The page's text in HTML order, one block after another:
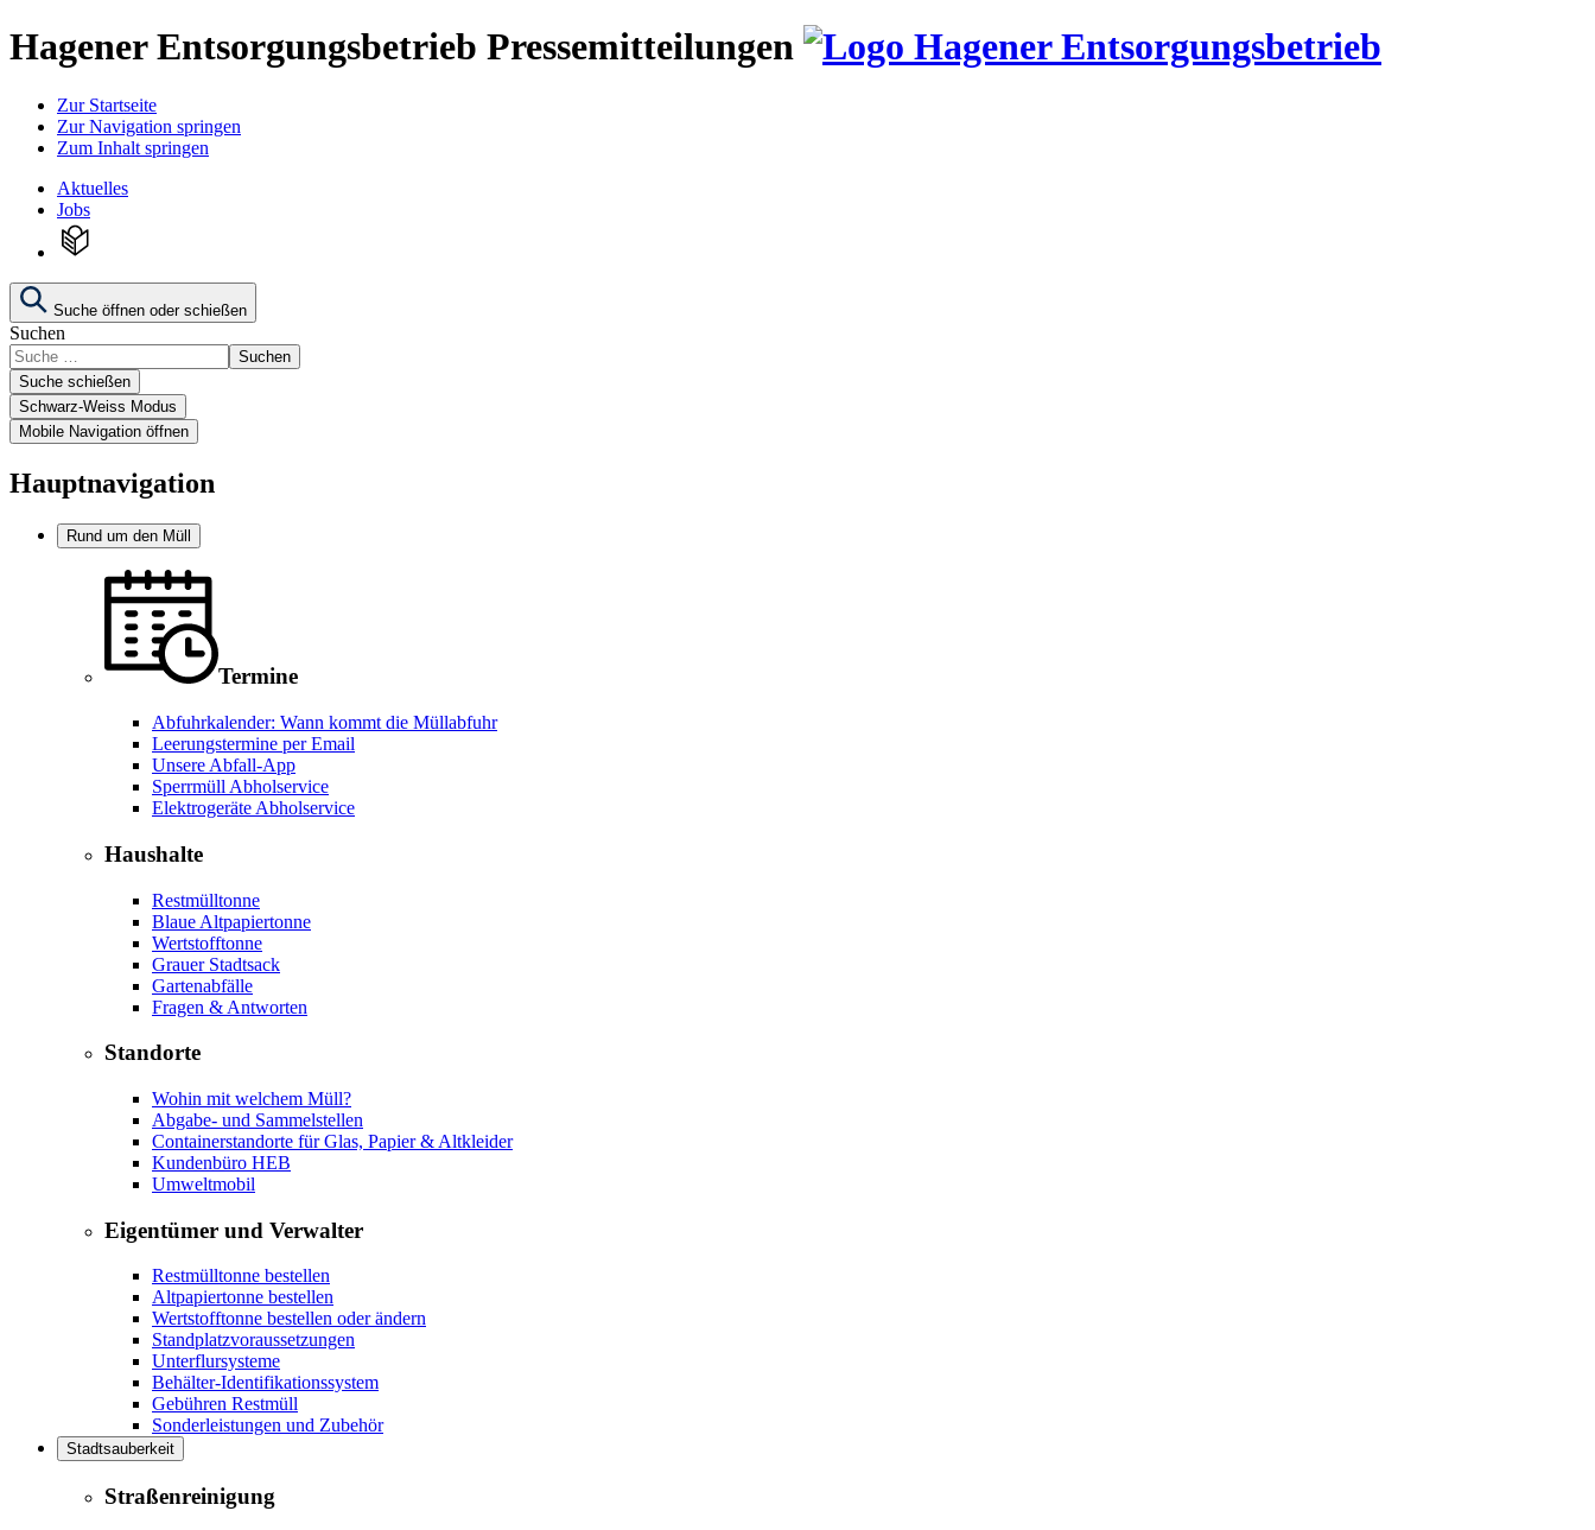
Hagener Entsorgungsbetrieb Pressemitteilungen
Zur Startseite
Zur Navigation springen
Zum Inhalt springen
Aktuelles
Jobs
Suche öffnen oder schießen
Suchen
Suchen
Suche schießen
Schwarz-Weiss Modus
Mobile Navigation öffnen
Hauptnavigation
Rund um den Müll
Termine
Abfuhrkalender: Wann kommt die Müllabfuhr
Leerungstermine per Email
Unsere Abfall-App
Sperrmüll Abholservice
Elektrogeräte Abholservice
Haushalte
Restmülltonne
Blaue Altpapiertonne
Wertstofftonne
Grauer Stadtsack
Gartenabfälle
Fragen & Antworten
Standorte
Wohin mit welchem Müll?
Abgabe- und Sammelstellen
Containerstandorte für Glas, Papier & Altkleider
Kundenbüro HEB
Umweltmobil
Eigentümer und Verwalter
Restmülltonne bestellen
Altpapiertonne bestellen
Wertstofftonne bestellen oder ändern
Standplatzvoraussetzungen
Unterflursysteme
Behälter-Identifikationssystem
Gebühren Restmüll
Sonderleistungen und Zubehör
Stadtsauberkeit
Straßenreinigung